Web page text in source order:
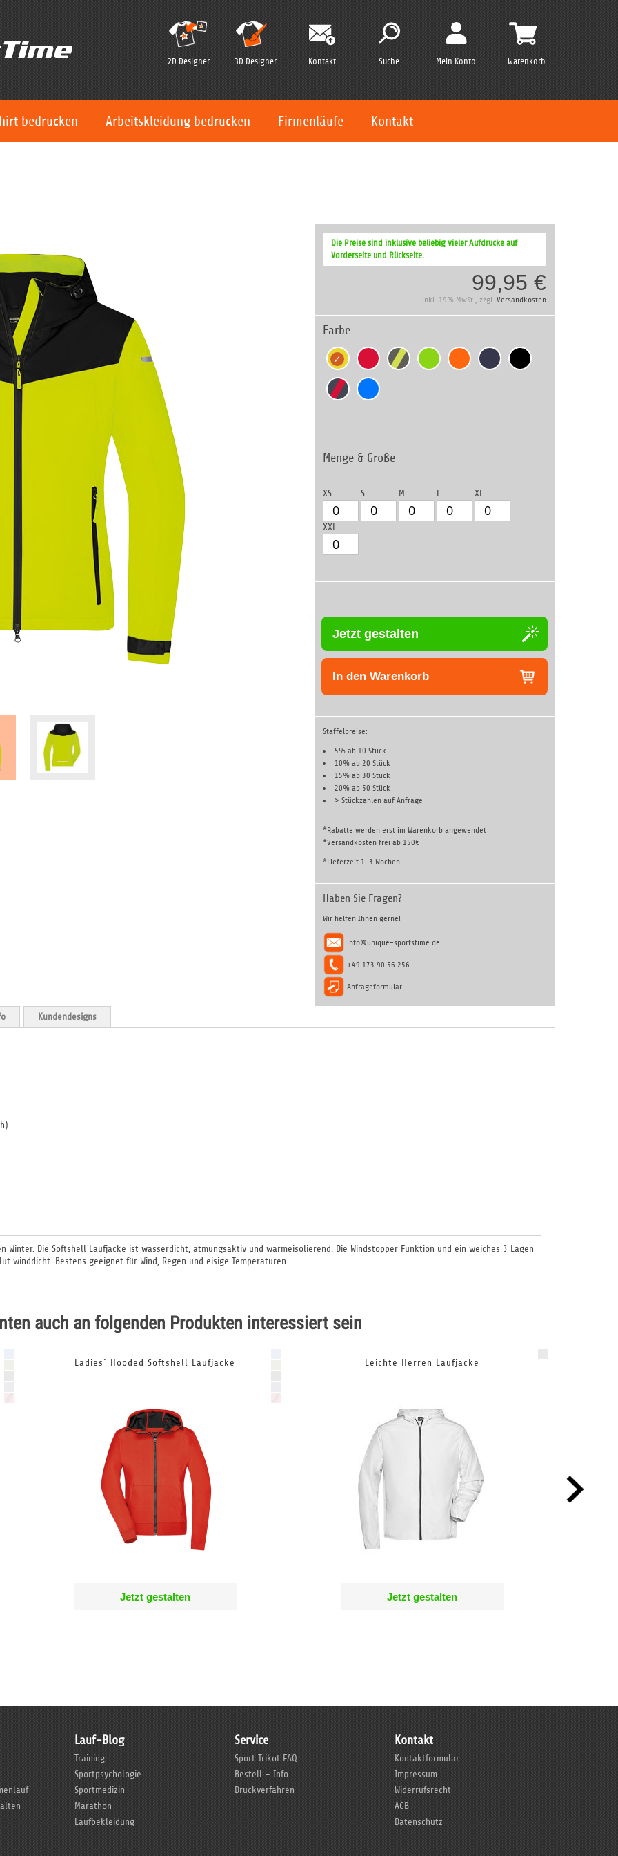
Warenkorb
Mein Konto
Suche
Kontakt
3D Designer
2D Designer
bedrucken Arbeitskleidung bedrucken Firmenläufe Kontakt
Die Preise sind inklusive beliebig vieler Aufdrucke auf
Vorderseite und Rückseite.
99,95 €
inkl. 19% MwSt., zzgl. Versandkosten
Farbe
Menge & Größe
XS S M L XL
XXL
Jetzt gestalten
In den Warenkorb
Staffelpreise:
5% ab 10 Stück
10% ab 20 Stück
15% ab 30 Stück
20% ab 50 Stück
> Stückzahlen auf Anfrage
*Rabatte werden erst im Warenkorb angewendet
*Versandkosten frei ab 150€
*Lieferzeit 1-3 Wochen
Haben Sie Fragen?
Wir helfen Ihnen gerne!
info@unique-sportstime.de
+49 173 90 56 256
Anfrageformular
Winter. Die Softshell Laufjacke ist wasserdicht, atmungsaktiv und wärmeisolierend. Die Windstopper Funktion und ein weiches 3 Lagen
winddicht. Bestens geeignet für Wind, Regen und eisige Temperaturen.
Kundendesigns
auch an folgenden Produkten interessiert sein
Ladies` Hooded Softshell Laufjacke
Jetzt gestalten
Leichte Herren Laufjacke
Jetzt gestalten
Lauf-Blog
Training
Sportpsychologie
Sportmedizin
Marathon
Laufbekleidung
Service
Sport Trikot FAQ
Bestell – Info
Druckverfahren
Kontakt
Kontaktformular
Impressum
Widerrufsrecht
AGB
Datenschutz